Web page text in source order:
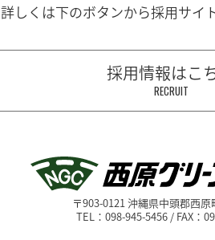
詳しくは下のボタンから採用サイ
採用情報はこ
RECRUIT
〒903-0121 沖縄県中頭郡西
TEL：098-945-5456 / FAX：